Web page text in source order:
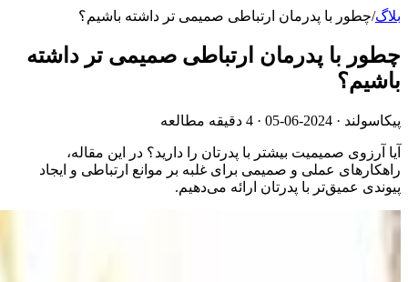
بلاگ/چطور با پدرمان ارتباطی صمیمی تر داشته باشیم؟
چطور با پدرمان ارتباطی صمیمی تر داشته
باشیم؟
پیکاسولند · 2024-06-05 · 4 دقیقه مطالعه
آیا آرزوی صمیمیت بیشتر با پدرتان را دارید؟ در این مقاله،
راهکارهای عملی و صمیمی برای غلبه بر موانع ارتباطی و ایجاد
پیوندی عمیق‌تر با پدرتان ارائه می‌دهیم.